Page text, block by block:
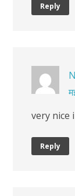
Reply
very nice
Reply